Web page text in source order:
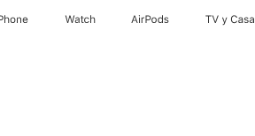
Watch AirPods TV & Casa